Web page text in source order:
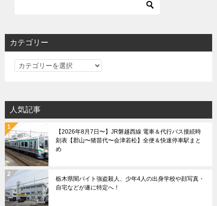
シカテゴリー
カ
リ
ー
人気記事
【2026年8月7日〜】JR磐越西線 電車＆代行バス接続時
刻表【郡山〜猪苗代〜会津若松】全便＆快速停車駅まと
め
栃木県闇バイト強盗殺人、少年4人の出身学校や顔写真・
自宅などが遂に特定へ！